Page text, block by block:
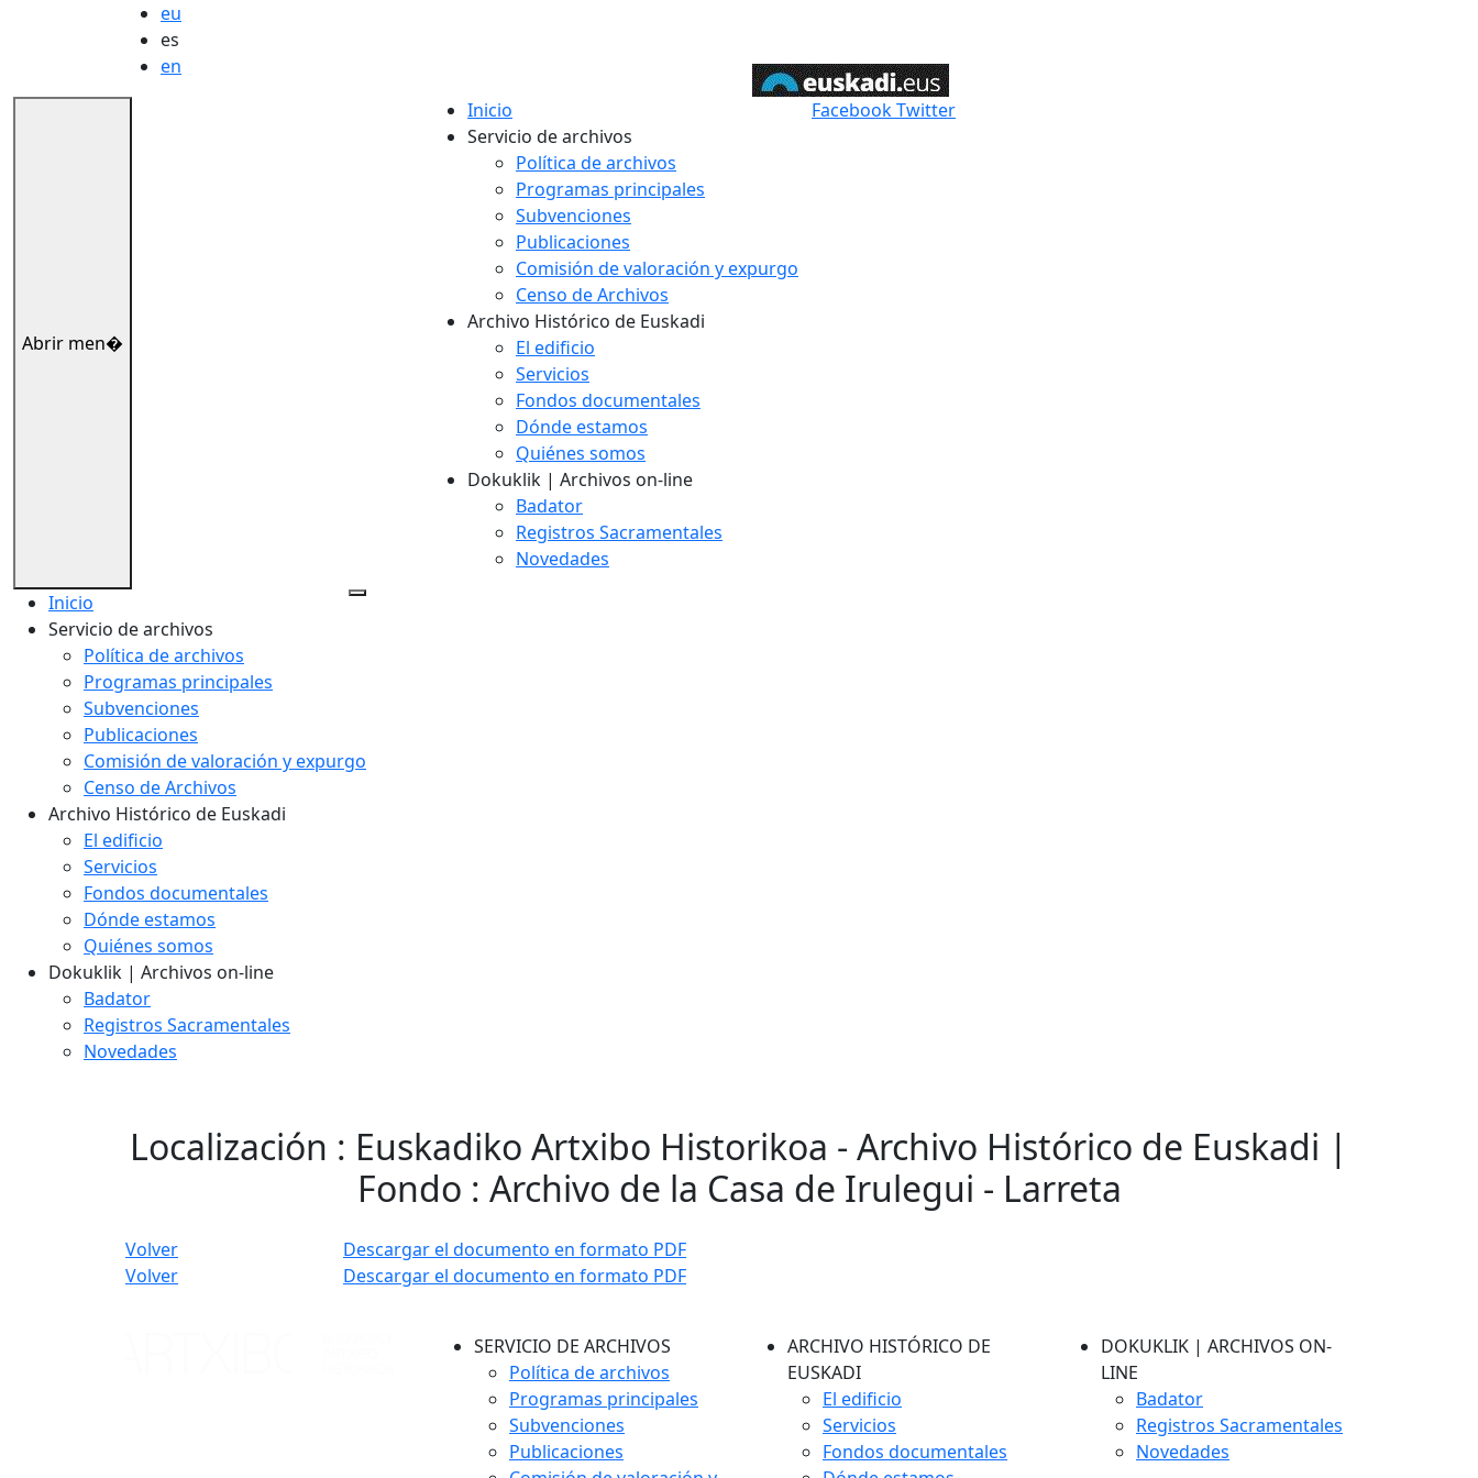
eu
es
en
Abrir men�
Inicio
Servicio de archivos
Política de archivos
Programas principales
Subvenciones
Publicaciones
Comisión de valoración y expurgo
Censo de Archivos
Archivo Histórico de Euskadi
El edificio
Servicios
Fondos documentales
Dónde estamos
Quiénes somos
Dokuklik | Archivos on-line
Badator
Registros Sacramentales
Novedades
FacebookTwitter
Inicio
Servicio de archivos
Política de archivos
Programas principales
Subvenciones
Publicaciones
Comisión de valoración y expurgo
Censo de Archivos
Archivo Histórico de Euskadi
El edificio
Servicios
Fondos documentales
Dónde estamos
Quiénes somos
Dokuklik | Archivos on-line
Badator
Registros Sacramentales
Novedades
Localización : Euskadiko Artxibo Historikoa - Archivo Histórico de Euskadi |
Fondo : Archivo de la Casa de Irulegui - Larreta
Volver
Descargar el documento en formato PDF
Volver
Descargar el documento en formato PDF
SERVICIO DE ARCHIVOS
Política de archivos
Programas principales
Subvenciones
Publicaciones
ARCHIVO HISTÓRICO DE
EUSKADI
El edificio
Servicios
Fondos documentales
DOKUKLIK | ARCHIVOS ON-
LINE
Badator
Registros Sacramentales
Novedades